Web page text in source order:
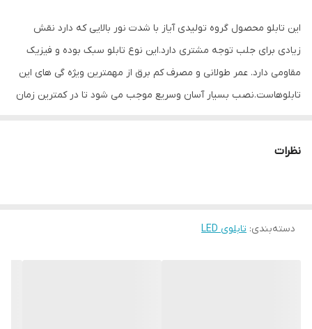
این تابلو محصول گروه تولیدی آیاز با شدت نور بالایی که دارد نقش
زیادی برای جلب توجه مشتری دارد.این نوع تابلو سبک بوده و فیزیک
مقاومی دارد. عمر طولانی و مصرف کم برق از مهمترین ویژه گی های این
تابلوهاست.نصب بسیار آسان وسریع موجب می شود تا در کمترین زمان
شود چراکه عملکرد تابلو به محل نصب وابسته نیست. فیزیک محکم
در مقابل نور خورشید درخشندگی داشته و وظیفه خود را انجام می
نظرات
دسته‌بندی: تابلوی LED